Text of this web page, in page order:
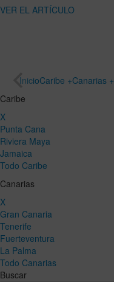
InicioCaribe +Canarias +
Caribe
X
Punta Cana
Riviera Maya
Jamaica
Todo Caribe
Canarias
X
Gran Canaria
Tenerife
Fuerteventura
La Palma
Todo Canarias
Buscar